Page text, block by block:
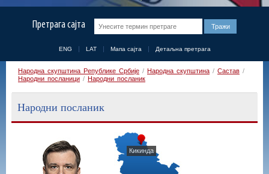
Претрага сајта
ENG LAT Мапа сајта Детаљна претрага
Народна скупштина Републике Србије / Народна скупштина / Састав /
Народни посланици / Народни посланик
Народни посланик
Кикинда